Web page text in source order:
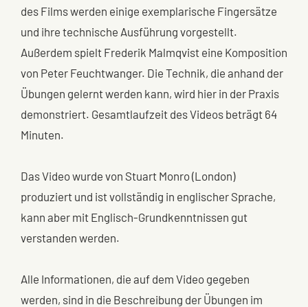
des Films werden einige exemplarische Fingersätze
und ihre technische Ausführung vorgestellt.
Außerdem spielt Frederik Malmqvist eine Komposition
von Peter Feuchtwanger. Die Technik, die anhand der
Übungen gelernt werden kann, wird hier in der Praxis
demonstriert. Gesamtlaufzeit des Videos beträgt 64
Minuten.
Das Video wurde von Stuart Monro (London)
produziert und ist vollständig in englischer Sprache,
kann aber mit Englisch-Grundkenntnissen gut
verstanden werden.
Alle Informationen, die auf dem Video gegeben
werden, sind in die Beschreibung der Übungen im